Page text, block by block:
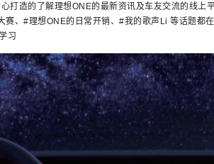
造的了解理想ONE的最新资讯及车友交流的线上
赛、#理想ONE的日常开销、#我的歌声Li 等话题都
习